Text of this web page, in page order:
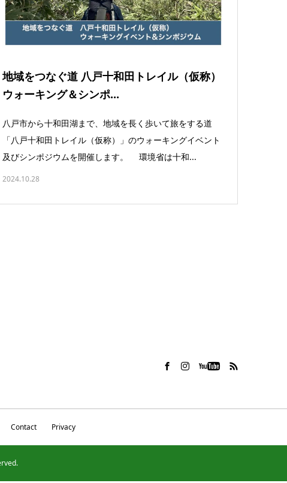
地域をつなぐ道 八戸十和田トレイル（仮称）
ウォーキング＆シンポ...
八戸市から十和田湖まで、地域を長く歩いて旅をする道
「八戸十和田トレイル（仮称）」のウォーキングイベント
及びシンポジウムを開催します。 環境省は十和...
2024.10.28
Contact Privacy